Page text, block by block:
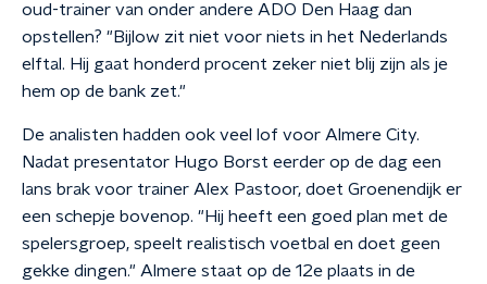
oud-trainer van onder andere ADO Den Haag dan
opstellen? "Bijlow zit niet voor niets in het Nederlands
elftal. Hij gaat honderd procent zeker niet blij zijn als je
hem op de bank zet."
De analisten hadden ook veel lof voor Almere City.
Nadat presentator Hugo Borst eerder op de dag een
lans brak voor trainer Alex Pastoor, doet Groenendijk er
een schepje bovenop. "Hij heeft een goed plan met de
spelersgroep, speelt realistisch voetbal en doet geen
gekke dingen." Almere staat op de 12e plaats in de